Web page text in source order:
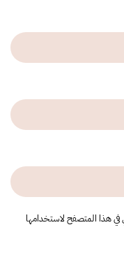
في هذا المتصفح لاستخدامها